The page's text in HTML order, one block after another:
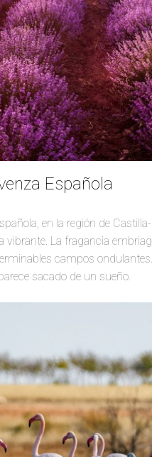
Española
en la región de
La fragancia
campos
sacado de un sueño.